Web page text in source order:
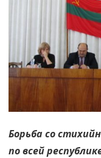
Борьба со
по всей